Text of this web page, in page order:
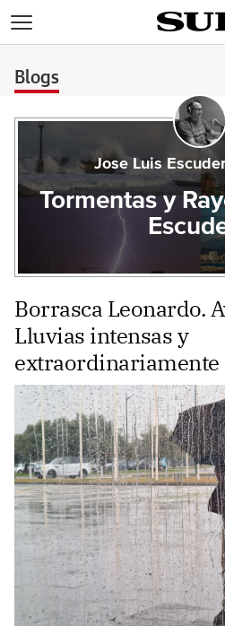
Blogs
Jose Luis
Tormentas y
Borrasca Leonardo.
Lluvias intensas y
extraordinariamente